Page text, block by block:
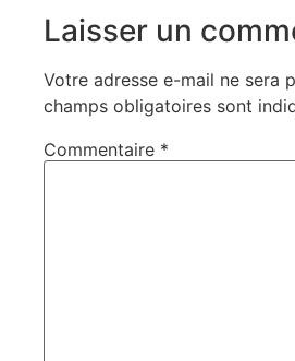
Laisser un
Votre adresse e-mail ne sera
champs obligatoires sont
Commentaire *